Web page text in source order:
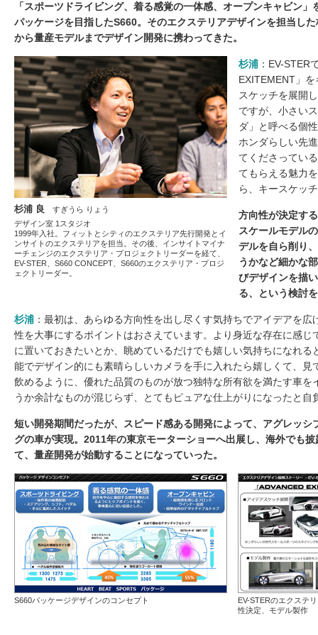
「スポーツドライビング、着る感覚の一体感、オープンキャビン
パッケージを目指したS660。そのエクステリアデザインを担当し
から量産モデルまでデザイン開発に携わってきた。
杉浦 良 すぎうら りょう
デザイン室 1スタジオ
1999年入社。フィットとシティのエクステリア先行開発とイ
ンサイトのエクステリアを担当。その後、インサイトマイナ
ーチェンジのエクステリア・プロジェクトリーダーを経て、
EV-STER、S660 CONCEPT、S660のエクステリア・プロジ
ェクトリーダー。
杉浦 ：EV-STER
EXITEMENT」
スケッチを展開
ですが、小さい
ダ」と呼べる個
ホンダらしい先
てくださってい
てもらえる魅力
ら、キースケッ
方向性が決定す
スケールモデル
デルを自ら削り
うかなど細かな
びデザインを描
る、という検討
杉浦 ：最初は、あらゆる方向性を出し尽くす気持ちでアイデアを
性を大事にするポイントはおさえています。より身近な存在に感じ
に置いておきたいとか、眺めているだけでも嬉しい気持ちになれ
能でデザイン的にも素晴らしいカメラを手に入れたら嬉しくて、見
飲めるように、優れた品質のものが放つ独特な所有欲を満たす車を
うか余計なものが混じらず、とてもピュアな仕上がりになったと自
短い開発期間だったが、スピード感ある開発によって、アグレッシ
グの車が実現。2011年の東京モーターショーへ出展し、海外でも
て、量産開発が始動することになっていった。
S660パッケージデザインのコンセプト
EV-STERのエクステ
性決定、モデル製作